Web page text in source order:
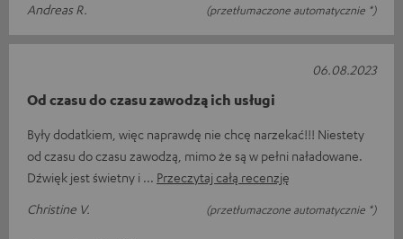
Andreas R.
(przetłumaczone automatycznie *)
Od czasu do czasu zawodzą ich usługi
Były dodatkiem, więc naprawdę nie chcę narzekać!!! Niestety
od czasu do czasu zawodzą, mimo że są w pełni naładowane.
Dźwięk jest świetny i
Przeczytaj całą recenzję
Christine V.
(przetłumaczone automatycznie *)
06.08.2023